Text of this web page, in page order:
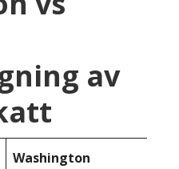
av
Washington